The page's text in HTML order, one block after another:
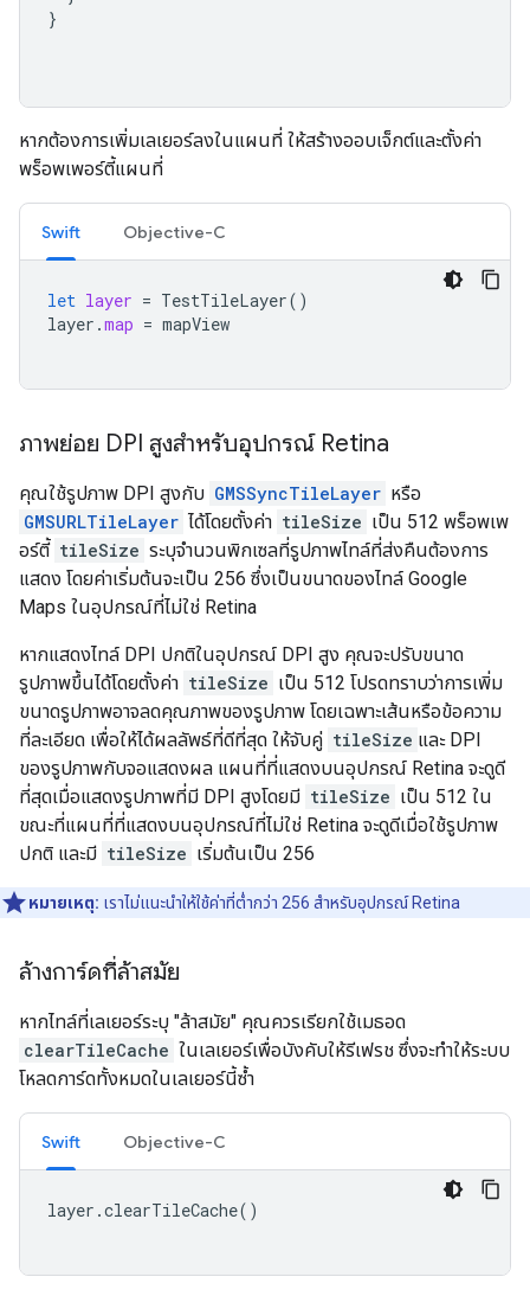
}
หากต้องการเพิ่มเลเยอร์ลงในแผนที่ ให้สร้างออบเจ็กต์และตั้งค่า
พร็อพเพอร์ตี้แผนที่
Swift Objective-C
let layer = TestTileLayer()
layer .map = mapView
ภาพย่อย DPI สูงสำหรับอุปกรณ์ Retina
คุณใช้รูปภาพ DPI สูงกับ GMSSyncTileLayer หรือ
GMSURLTileLayer ได้โดยตั้งค่า tileSize เป็น 512 พร็อพเพ
อร์ตี้ tileSize ระบุจำนวนพิกเซลที่รูปภาพไทล์ที่ส่งคืนต้องการ
แสดง โดยค่าเริ่มต้นจะเป็น 256 ซึ่งเป็นขนาดของไทล์ Google
Maps ในอุปกรณ์ที่ไม่ใช่ Retina
หากแสดงไทล์ DPI ปกติในอุปกรณ์ DPI สูง คุณจะปรับขนาด
รูปภาพขึ้นได้โดยตั้งค่า tileSize เป็น 512 โปรดทราบว่าการเพิ่ม
ขนาดรูปภาพอาจลดคุณภาพของรูปภาพ โดยเฉพาะเส้นหรือข้อความ
ที่ละเอียด เพื่อให้ได้ผลลัพธ์ที่ดีที่สุด ให้จับคู่ tileSize และ DPI
ของรูปภาพกับจอแสดงผล แผนที่ที่แสดงบนอุปกรณ์ Retina จะดูดี
ที่สุดเมื่อแสดงรูปภาพที่มี DPI สูงโดยมี tileSize เป็น 512 ใน
ขณะที่แผนที่ที่แสดงบนอุปกรณ์ที่ไม่ใช่ Retina จะดูดีเมื่อใช้รูปภาพ
ปกติ และมี tileSize เริ่มต้นเป็น 256
หมายเหตุ: เราไม่แนะนำให้ใช้ค่าที่ต่ำกว่า 256 สำหรับอุปกรณ์ Retina
ล้างการ์ดที่ล้าสมัย
หากไทล์ที่เลเยอร์ระบุ "ล้าสมัย" คุณควรเรียกใช้เมธอด
clearTileCache ในเลเยอร์เพื่อบังคับให้รีเฟรช ซึ่งจะทำให้ระบบ
โหลดการ์ดทั้งหมดในเลเยอร์นี้ซ้ำ
Swift Objective-C
layer .clearTileCache()